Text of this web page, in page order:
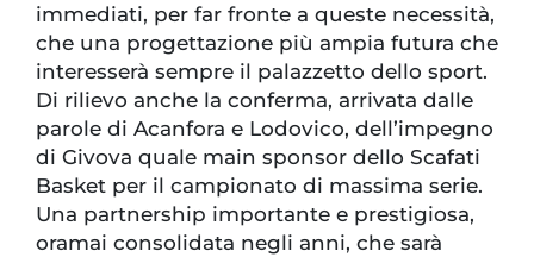
immediati, per far fronte a queste necessità,
che una progettazione più ampia futura che
interesserà sempre il palazzetto dello sport.
Di rilievo anche la conferma, arrivata dalle
parole di Acanfora e Lodovico, dell’impegno
di Givova quale main sponsor dello Scafati
Basket per il campionato di massima serie.
Una partnership importante e prestigiosa,
oramai consolidata negli anni, che sarà